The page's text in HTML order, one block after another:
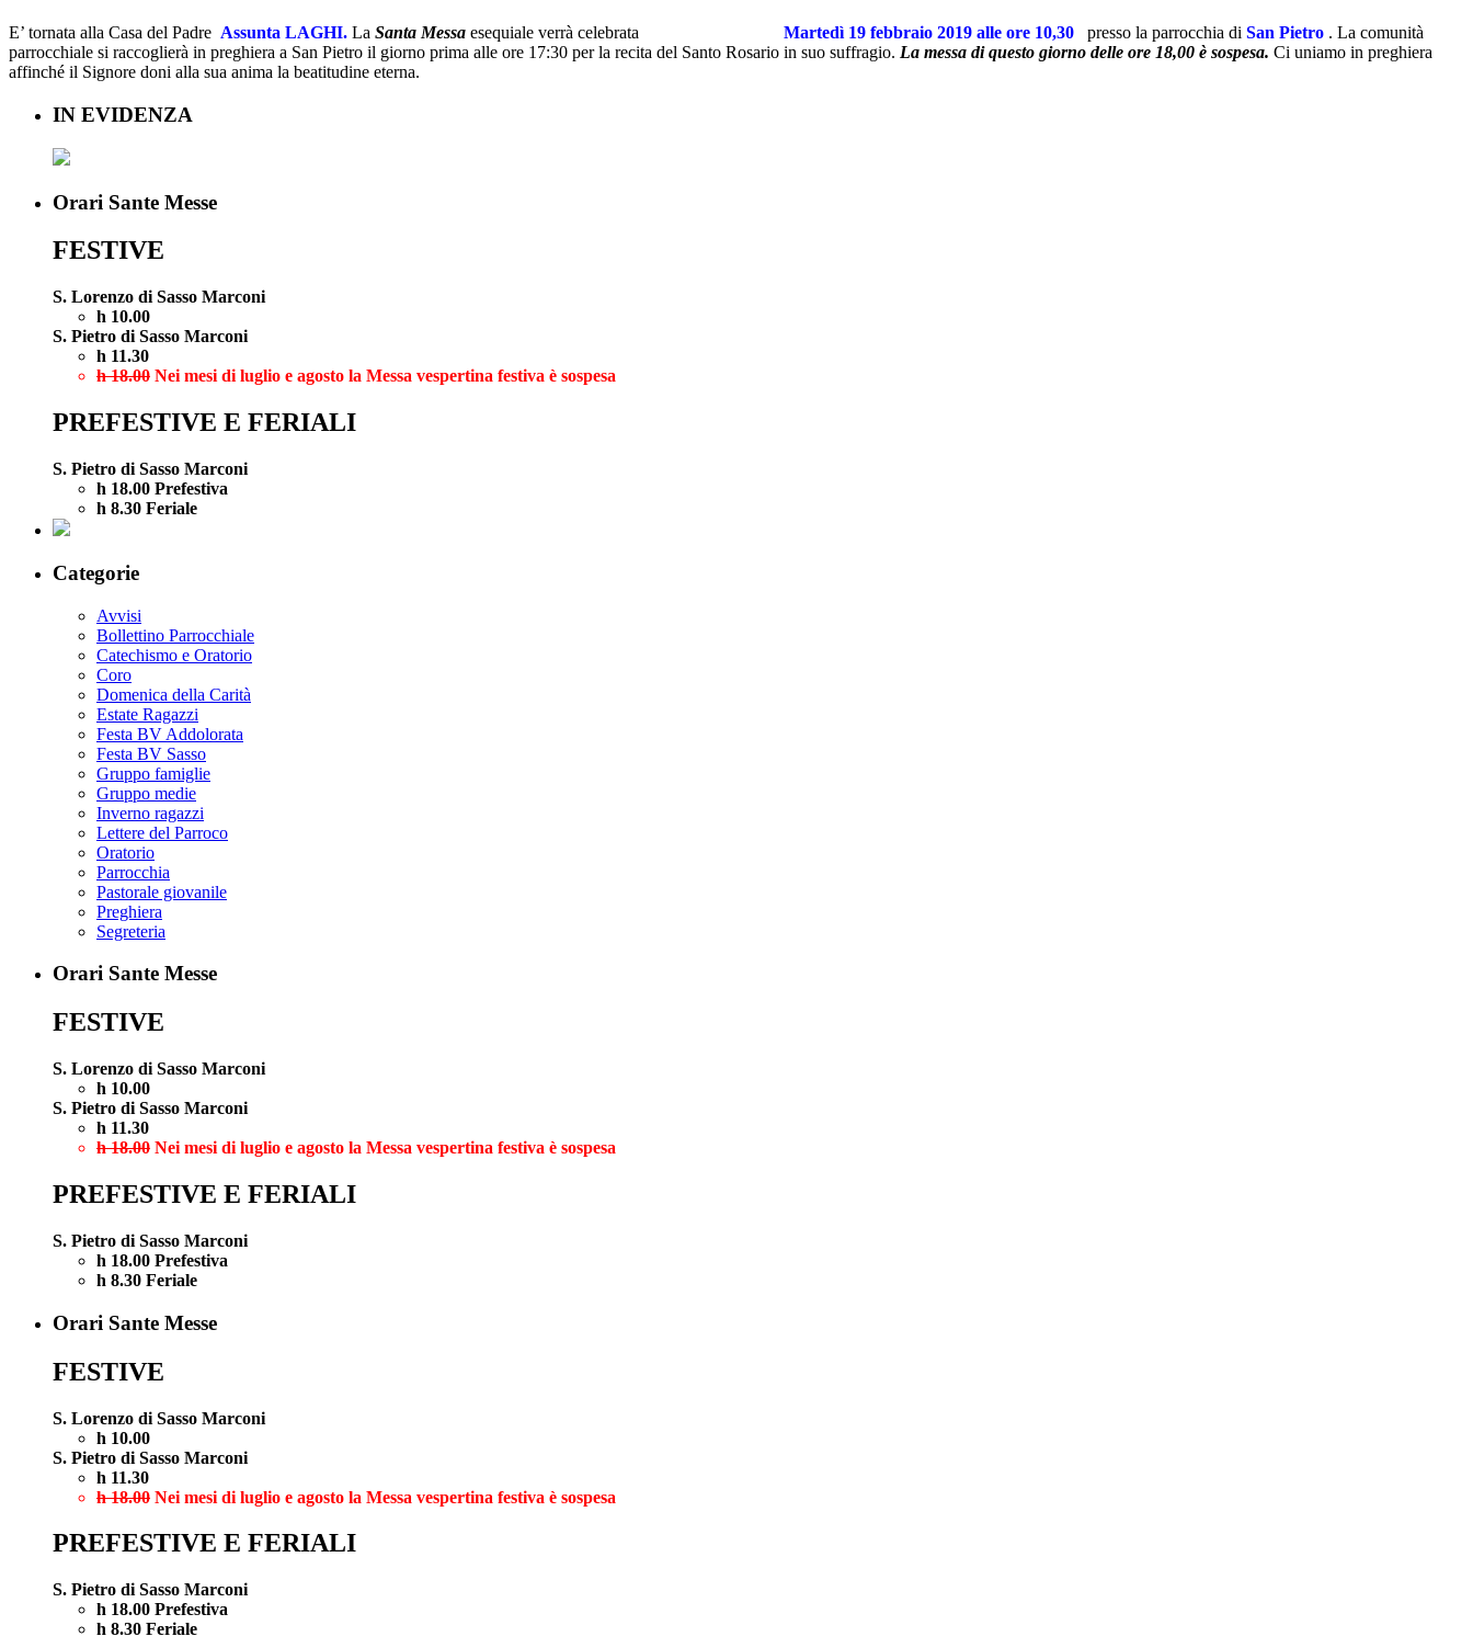
E’ tornata alla Casa del Padre Assunta LAGHI. La Santa Messa esequiale verrà celebrata Martedì 19 febbraio 2019 alle ore 10,30 presso la parrocchia di San Pietro . La comunità
parrocchiale si raccoglierà in preghiera a San Pietro il giorno prima alle ore 17:30 per la recita del Santo Rosario in suo suffragio. La messa di questo giorno delle ore 18,00 è sospesa. Ci uniamo in preghiera
affinché il Signore doni alla sua anima la beatitudine eterna.
IN EVIDENZA
Orari Sante Messe
FESTIVE
S. Lorenzo di Sasso Marconi
h 10.00
S. Pietro di Sasso Marconi
h 11.30
h 18.00 Nei mesi di luglio e agosto la Messa vespertina festiva è sospesa
PREFESTIVE E FERIALI
S. Pietro di Sasso Marconi
h 18.00 Prefestiva
h 8.30 Feriale
Categorie
Avvisi
Bollettino Parrocchiale
Catechismo e Oratorio
Coro
Domenica della Carità
Estate Ragazzi
Festa BV Addolorata
Festa BV Sasso
Gruppo famiglie
Gruppo medie
Inverno ragazzi
Lettere del Parroco
Oratorio
Parrocchia
Pastorale giovanile
Preghiera
Segreteria
Orari Sante Messe
FESTIVE
S. Lorenzo di Sasso Marconi
h 10.00
S. Pietro di Sasso Marconi
h 11.30
h 18.00 Nei mesi di luglio e agosto la Messa vespertina festiva è sospesa
PREFESTIVE E FERIALI
S. Pietro di Sasso Marconi
h 18.00 Prefestiva
h 8.30 Feriale
Orari Sante Messe
FESTIVE
S. Lorenzo di Sasso Marconi
h 10.00
S. Pietro di Sasso Marconi
h 11.30
h 18.00 Nei mesi di luglio e agosto la Messa vespertina festiva è sospesa
PREFESTIVE E FERIALI
S. Pietro di Sasso Marconi
h 18.00 Prefestiva
h 8.30 Feriale